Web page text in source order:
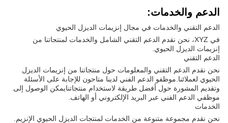
الدعم والخدمات:
الدعم التقني والخدمات في مجال إنزيمات الديزل الحيوي
في XYZ، نحن نقدم الدعم التقني الشامل والخدمات لمنتجاتنا من
إنزيمات الديزل الحيوي.
الدعم التقني
نحن نقدم الدعم التقني والمعلومات حول منتجاتنا من إنزيمات الديزل
الحيوي لعملائنا.موظفو الدعم الفني لدينا متاحون للإجابة على الأسئلة
وتقديم المشورة حول أفضل طريقة لاستخدام منتجاتنايمكن الوصول إلى
موظفي الدعم الفني عبر البريد الإلكتروني أو الهاتف.
الخدمات
نحن نقدم مجموعة متنوعة من الخدمات لمنتجات الديزل الحيوي الإنزيم.